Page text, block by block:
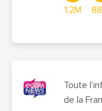
1,2M
Toute
de la